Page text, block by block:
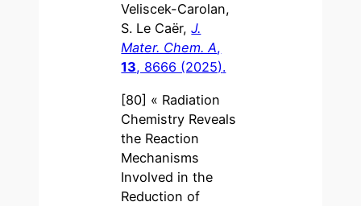
Veliscek-Carolan,
S. Le Caër,J.
Mater. Chem. A,
13, 8666 (2025).
[80] « Radiation
Chemistry Reveals
the Reaction
Mechanisms
Involved in the
Reduction of